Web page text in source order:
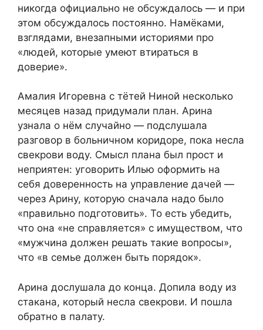
никогда официально не обсуждалось — и при
этом обсуждалось постоянно. Намёками,
взглядами, внезапными историями про
«людей, которые умеют втираться в
доверие».
Амалия Игоревна с тётей Ниной несколько
месяцев назад придумали план. Арина
узнала о нём случайно — подслушала
разговор в больничном коридоре, пока несла
свекрови воду. Смысл плана был прост и
неприятен: уговорить Илью оформить на
себя доверенность на управление дачей —
через Арину, которую сначала надо было
«правильно подготовить». То есть убедить,
что она «не справляется» с имуществом, что
«мужчина должен решать такие вопросы»,
что «в семье должен быть порядок».
Арина дослушала до конца. Допила воду из
стакана, который несла свекрови. И пошла
обратно в палату.